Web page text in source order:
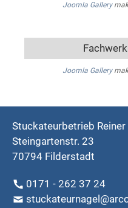
Joomla Gallery
Joomla Gallery
Stuckateurbetrieb Reiner
Steingartenstr. 23
70794 Filderstadt
0171 - 262 37 24